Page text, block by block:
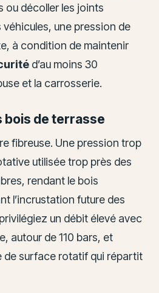
ou décoller les joints
véhicules, une pression de
à condition de maintenir
d’au moins 30
et la carrosserie.
bois de terrasse
fibreuse. Une pression trop
utilisée trop près des
rendant le bois
l’incrustation future des
un débit élevé avec
autour de 110 bars, et
de surface rotatif qui répartit